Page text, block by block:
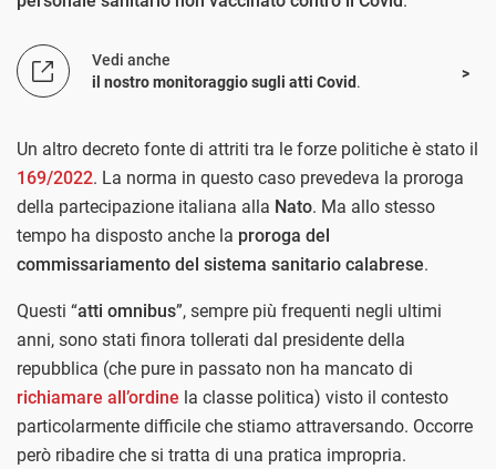
Vedi anche
il nostro monitoraggio sugli atti Covid.
Un altro decreto fonte di attriti tra le forze politiche è stato il
169/2022. La norma in questo caso prevedeva la proroga
della partecipazione italiana alla Nato. Ma allo stesso
tempo ha disposto anche la proroga del
commissariamento del sistema sanitario calabrese.
Questi “atti omnibus”, sempre più frequenti negli ultimi
anni, sono stati finora tollerati dal presidente della
repubblica (che pure in passato non ha mancato di
richiamare all’ordine la classe politica) visto il contesto
particolarmente difficile che stiamo attraversando. Occorre
però ribadire che si tratta di una pratica impropria.